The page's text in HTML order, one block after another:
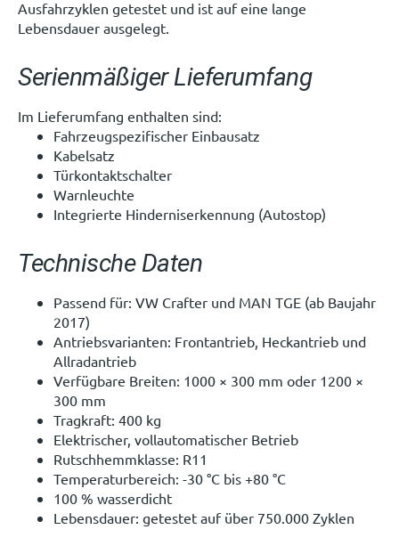
Ausfahrzyklen getestet und ist auf eine lange
Lebensdauer ausgelegt.
Serienmäßiger Lieferumfang
Im Lieferumfang enthalten sind:
Fahrzeugspezifischer Einbausatz
Kabelsatz
Türkontaktschalter
Warnleuchte
Integrierte Hinderniserkennung (Autostop)
Technische Daten
Passend für: VW Crafter und MAN TGE (ab Baujahr
2017)
Antriebsvarianten: Frontantrieb, Heckantrieb und
Allradantrieb
Verfügbare Breiten: 1000 × 300 mm oder 1200 ×
300 mm
Tragkraft: 400 kg
Elektrischer, vollautomatischer Betrieb
Rutschhemmklasse: R11
Temperaturbereich: -30 °C bis +80 °C
100 % wasserdicht
Lebensdauer: getestet auf über 750.000 Zyklen